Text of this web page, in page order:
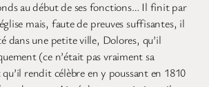
au début de ses fonctions… Il finit par
mais, faute de preuves suffisantes, il
dans une petite ville, Dolores, qu’il
(ce n’était pas vraiment sa
rendit célèbre en y poussant en 1810